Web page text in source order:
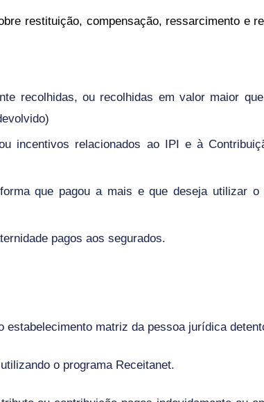
restituição, compensação, ressarcimento e
recolhidas, ou recolhidas em valor maior
incentivos relacionados ao IPI e à
que pagou a mais e que deseja utilizar o
pagos aos segurados.
matriz da pessoa jurídica
o programa Receitanet.